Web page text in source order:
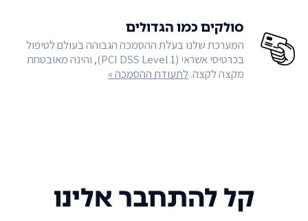
סולקים כמו הגדולים
המערכת שלנו בעלת ההסמכה הגבוהה בעולם לטיפול
בכרטיסי אשראי (PCI DSS Level 1), והינה מאובטחת
מקצה לקצה.לתעודת ההסמכה »
קל להתחבר אלינו